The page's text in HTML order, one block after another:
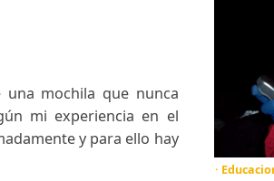
con cosas que nunca se van a
necesario para la actividad y al
y seguridad, tanto en una